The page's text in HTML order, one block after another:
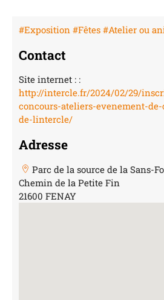
#Exposition #Fêtes #Atelier ou
Contact
Site internet : :
http://intercle.fr/2024/02/29/
concours-ateliers-evenement-
de-lintercle/
Adresse
Parc de la source de la Sans-
Chemin de la Petite Fin
21600 FENAY